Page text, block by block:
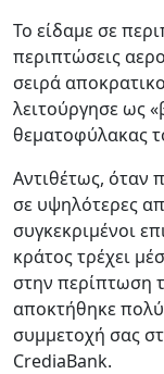
Το είδαμε σε
περιπτώσεις
σειρά
λειτούργησε ως
θεματοφύλακας
Αντιθέτως, όταν
σε υψηλότερες
συγκεκριμένοι
κράτος τρέχει
στην περίπτωση
αποκτήθηκε πολύ
συμμετοχή σας
CrediaBank.